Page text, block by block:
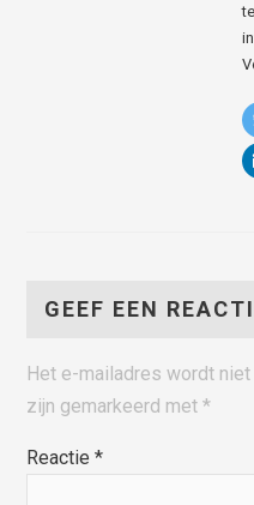
GEEF EEN
Het e-mailadres wordt niet
zijn gemarkeerd met*
Reactie*